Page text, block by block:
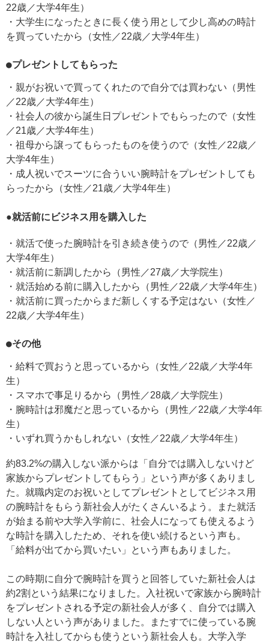
22歳／大学4年生）
・大学生になったときに長く使う用として少し高めの時計
を買っていたから（女性／22歳／大学4年生）
●プレゼントしてもらった
・親がお祝いで買ってくれたので自分では買わない（男性
／22歳／大学4年生）
・社会人の彼から誕生日プレゼントでもらったので（女性
／21歳／大学4年生）
・祖母から譲ってもらったものを使うので（女性／22歳／
大学4年生）
・成人祝いでスーツに合ういい腕時計をプレゼントしても
らったから（女性／21歳／大学4年生）
●就活前にビジネス用を購入した
・就活で使った腕時計を引き続き使うので（男性／22歳／
大学4年生）
・就活前に新調したから（男性／27歳／大学院生）
・就活始める前に購入したから（男性／22歳／大学4年生）
・就活前に買ったからまだ新しくする予定はない（女性／
22歳／大学4年生）
●その他
・給料で買おうと思っているから（女性／22歳／大学4年
生）
・スマホで事足りるから（男性／28歳／大学院生）
・腕時計は邪魔だと思っているから（男性／22歳／大学4年
生）
・いずれ買うかもしれない（女性／22歳／大学4年生）
約83.2%の購入しない派からは「自分では購入しないけど
家族からプレゼントしてもらう」という声が多くありまし
た。就職内定のお祝いとしてプレゼントとしてビジネス用
の腕時計をもらう新社会人がたくさんいるよう。また就活
が始まる前や大学入学前に、社会人になっても使えるよう
な時計を購入したため、それを使い続けるという声も。
「給料が出てから買いたい」という声もありました。
この時期に自分で腕時計を買うと回答していた新社会人は
約2割という結果になりました。入社祝いで家族から腕時計
をプレゼントされる予定の新社会人が多く、自分では購入
しない人という声がありました。またすでに使っている腕
時計を入社してからも使うという新社会人も。大学入学